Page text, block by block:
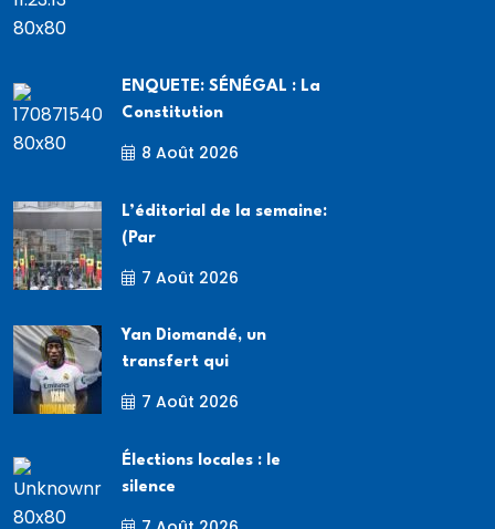
ENQUETE: SÉNÉGAL : La
Constitution
8 Août 2026
L’éditorial de la semaine:
(Par
7 Août 2026
Yan Diomandé, un
transfert qui
7 Août 2026
Élections locales : le
silence